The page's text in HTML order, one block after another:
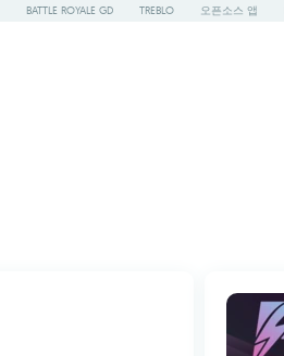
BATTLE ROYALE GD TREBLO 오픈소스 앱